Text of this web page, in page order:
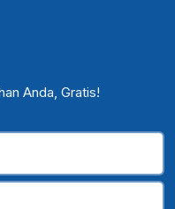
Anda, Gratis!